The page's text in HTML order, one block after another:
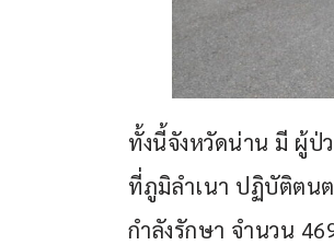
ทั้งนี้จังหวัดน่าน มี ผู้ป่
ที่ภูมิลำเนา ปฏิบัติตน
กำลังรักษา จำนวน